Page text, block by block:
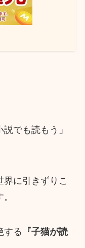
でも読もう」
に引きずりこ
する 『子猫が読